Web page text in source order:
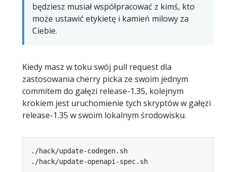
będziesz musiał współpracować z kimś, kto
może ustawić etykietę i kamień milowy za
Ciebie.
Kiedy masz w toku swój pull request dla
zastosowania cherry picka ze swoim jednym
commitem do gałęzi release-1.35, kolejnym
krokiem jest uruchomienie tych skryptów w gałęzi
release-1.35 w swoim lokalnym środowisku.